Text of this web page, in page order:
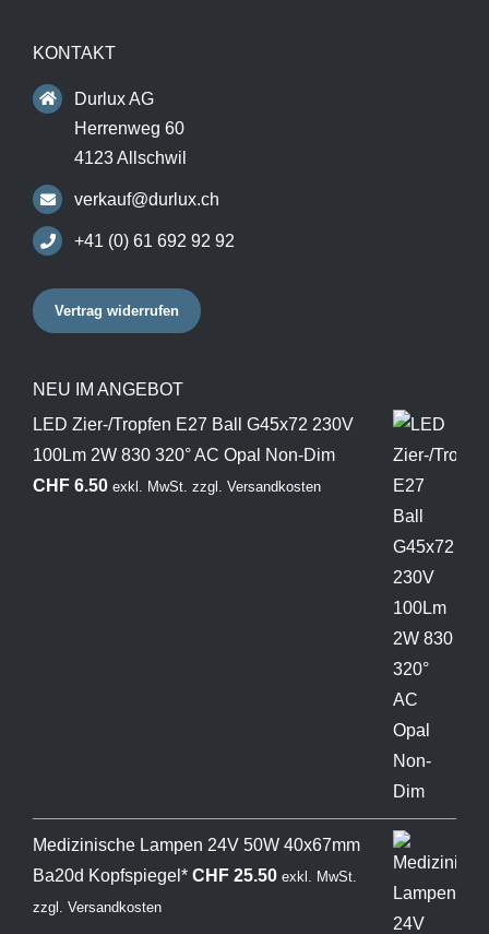
KONTAKT
Durlux AG
Herrenweg 60
4123 Allschwil
verkauf@durlux.ch
+41 (0) 61 692 92 92
Vertrag widerrufen
NEU IM ANGEBOT
LED Zier-/Tropfen E27 Ball G45x72 230V
100Lm 2W 830 320° AC Opal Non-Dim
CHF6.50 exkl. MwSt. zzgl. Versandkosten
Medizinische Lampen 24V 50W 40x67mm
Ba20d Kopfspiegel* CHF25.50 exkl. MwSt.
zzgl. Versandkosten